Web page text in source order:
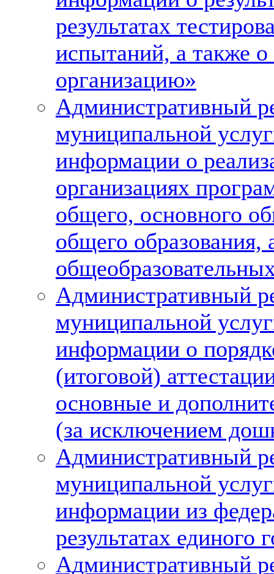
результатах
испытаний, а также о
организацию»
Административный
муниципальной
информации о
организациях
общего, основного
общего
Административный
муниципальной
информации о
(итоговой)
основные и
(за исключением
Административный
муниципальной
информации из
результатах единого
Административный